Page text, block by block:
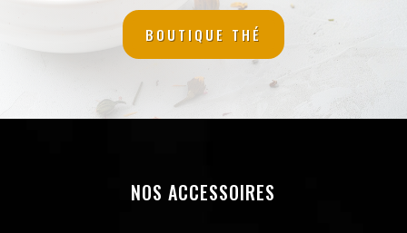
BOUTIQUE THÉ
NOS ACCESSOIRES